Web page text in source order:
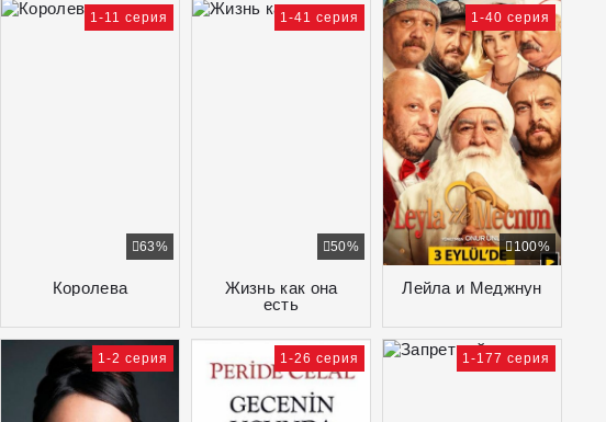
Королева
63%
1-11 серия
Жизнь как она
есть
50%
1-41 серия
Лейла и Меджнун
100%
1-40 серия
1-2 серия 1-26 серия 1-177 серия